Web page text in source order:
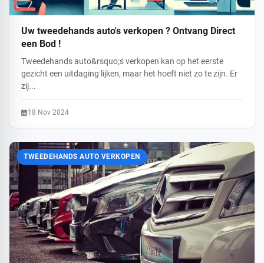
Uw tweedehands auto's verkopen ? Ontvang Direct
een Bod !
Tweedehands auto&rsquo;s verkopen kan op het eerste
gezicht een uitdaging lijken, maar het hoeft niet zo te zijn. Er
zij...
18 Nov 2024
TWEEDEHANDS AUTO VERKOPEN